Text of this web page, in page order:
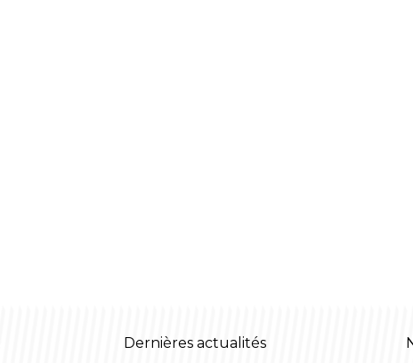
Dernières actualités